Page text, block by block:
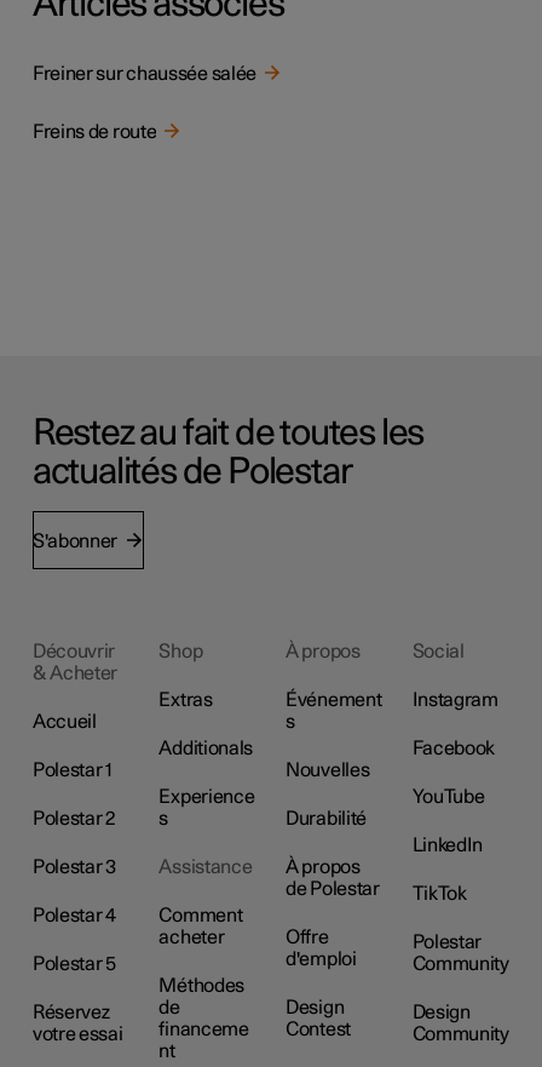
Freiner sur chaussée salée
Freins de route
Restez au fait de toutes les
actualités de Polestar
S'abonner
Découvrir
& Acheter
Accueil
Polestar 1
Polestar 2
Polestar 3
Polestar 4
Polestar 5
Réservez
votre essai
Shop
Extras
Additionals
Experience
s
Assistance
Comment
acheter
Méthodes
de
financeme
nt
À propos
Événement
s
Nouvelles
Durabilité
À propos
de Polestar
Offre
d'emploi
Design
Contest
Social
Instagram
Facebook
YouTube
LinkedIn
TikTok
Polestar
Community
Design
Community